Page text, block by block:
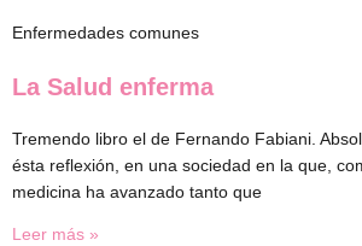
Enfermedades comunes
La Salud enferma
Tremendo libro el de Fernando Fabiani.
ésta reflexión, en una sociedad en la que,
medicina ha avanzado tanto que
Leer más »